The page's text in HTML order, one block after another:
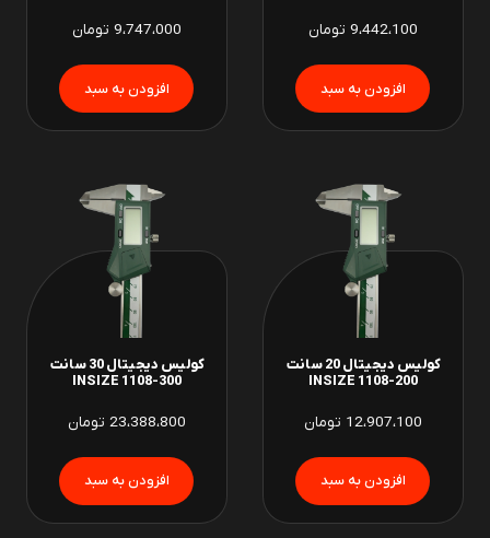
9،442،100 تومان 9،747،000 تومان
کولیس دیجیتال 20 سانت
INSIZE 1108-200
12،907،100 تومان
کولیس دیجیتال 30 سانت
INSIZE 1108-300
23،388،800 تومان